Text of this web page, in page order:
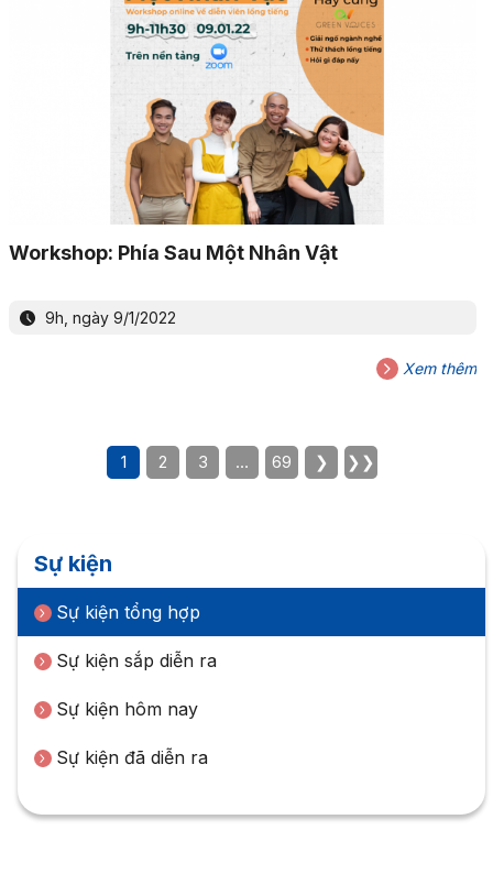
Workshop: Phía Sau Một Nhân Vật
9h, ngày 9/1/2022
Xem thêm
1 2 3 … 69 ❯ ❯❯
Sự kiện
Sự kiện tổng hợp
Sự kiện sắp diễn ra
Sự kiện hôm nay
Sự kiện đã diễn ra